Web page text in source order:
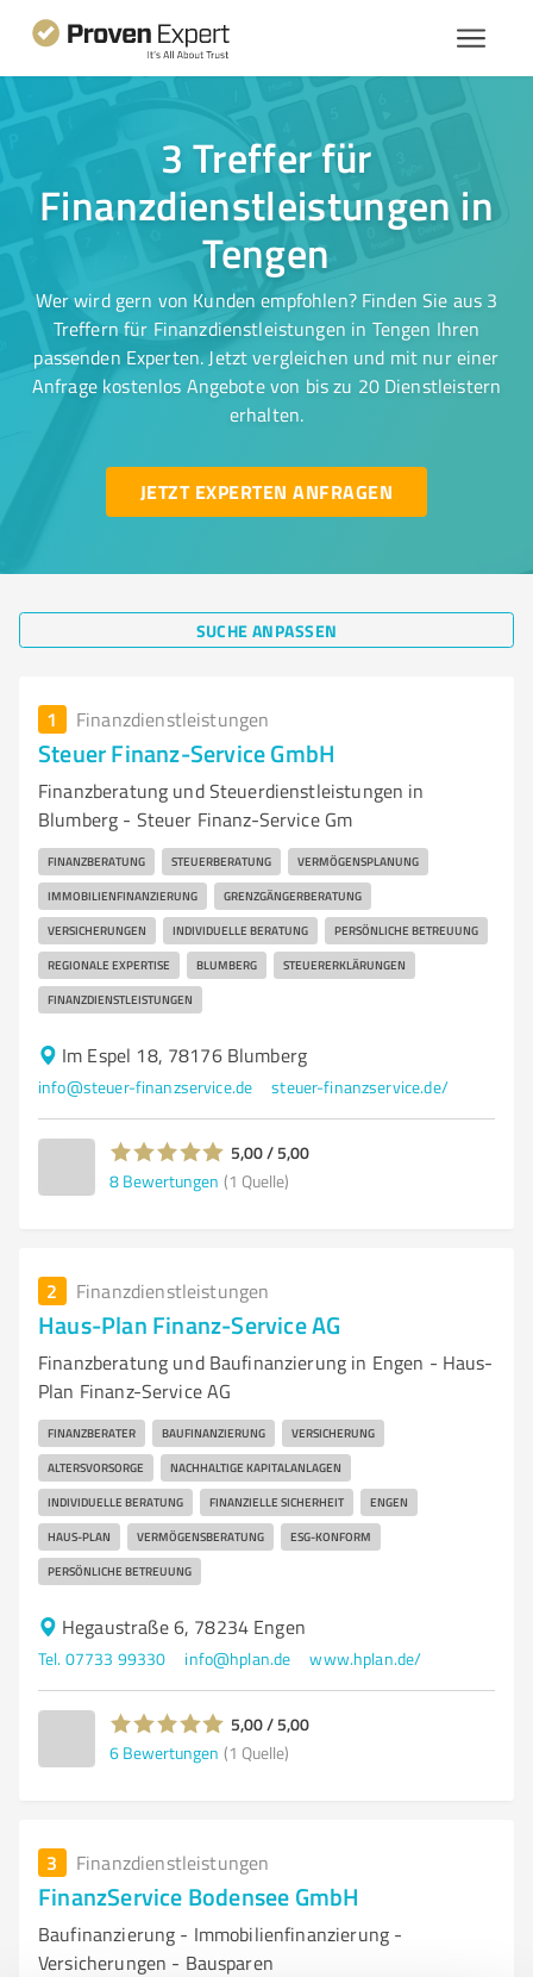
3 Treffer für
Finanzdienstleistungen in
Tengen
Wer wird gern von Kunden empfohlen? Finden Sie aus 3
Treffern für Finanzdienstleistungen in Tengen Ihren
passenden Experten. Jetzt vergleichen und mit nur einer
Anfrage kostenlos Angebote von bis zu 20 Dienstleistern
erhalten.
JETZT EXPERTEN ANFRAGEN
SUCHE ANPASSEN
1 Finanzdienstleistungen
Steuer Finanz-Service GmbH
Finanzberatung und Steuerdienstleistungen in
Blumberg - Steuer Finanz-Service Gm
FINANZBERATUNG STEUERBERATUNG VERMÖGENSPLANUNG
IMMOBILIENFINANZIERUNG GRENZGÄNGERBERATUNG
VERSICHERUNGEN INDIVIDUELLE BERATUNG PERSÖNLICHE BETREUUNG
REGIONALE EXPERTISE BLUMBERG STEUERERKLÄRUNGEN
FINANZDIENSTLEISTUNGEN
Im Espel 18, 78176 Blumberg
info@steuer-finanzservice.de steuer-finanzservice.de/
5,00 / 5,00
8 Bewertungen (1 Quelle)
2 Finanzdienstleistungen
Haus-Plan Finanz-Service AG
Finanzberatung und Baufinanzierung in Engen - Haus-
Plan Finanz-Service AG
FINANZBERATER BAUFINANZIERUNG VERSICHERUNG
ALTERSVORSORGE NACHHALTIGE KAPITALANLAGEN
INDIVIDUELLE BERATUNG FINANZIELLE SICHERHEIT ENGEN
HAUS-PLAN VERMÖGENSBERATUNG ESG-KONFORM
PERSÖNLICHE BETREUUNG
Hegaustraße 6, 78234 Engen
Tel. 07733 99330 info@hplan.de www.hplan.de/
5,00 / 5,00
6 Bewertungen (1 Quelle)
3 Finanzdienstleistungen
FinanzService Bodensee GmbH
Baufinanzierung - Immobilienfinanzierung -
Versicherungen - Bausparen